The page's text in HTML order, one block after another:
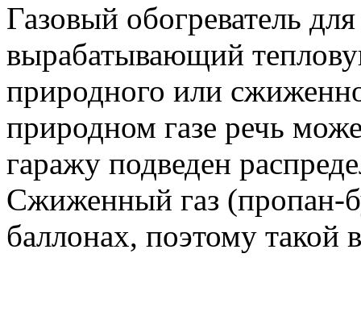
Газовый обогреватель
вырабатывающий
природного или
природном газе речь
гаражу подведен
Сжиженный газ (пропан-
баллонах, поэтому такой